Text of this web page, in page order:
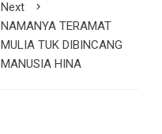
Next
NAMANYA TERAMAT
MULIA TUK DIBINCANG
MANUSIA HINA